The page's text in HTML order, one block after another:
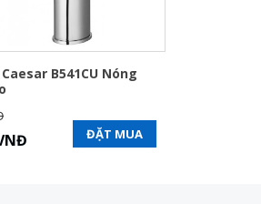
B541CU Nóng
ĐẶT MUA